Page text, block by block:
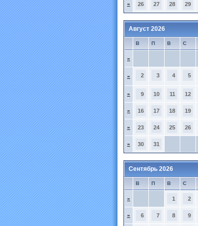
» 26 27 28 29
Август 2026
В П В С
»
» 2 3 4 5
» 9 10 11 12
» 16 17 18 19
» 23 24 25 26
» 30 31
Сентябрь 2026
В П В С
» 1 2
» 6 7 8 9